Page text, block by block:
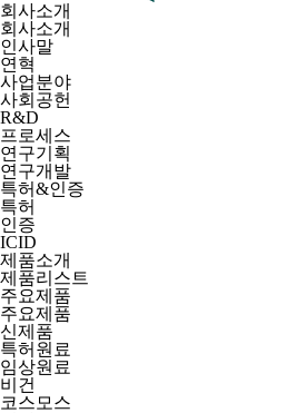
회사소개
회사소개
인사말
연혁
사업분야
사회공헌
R&D
프로세스
연구기획
연구개발
특허&인증
특허
인증
ICID
제품소개
제품리스트
주요제품
주요제품
신제품
특허원료
임상원료
비건
코스모스